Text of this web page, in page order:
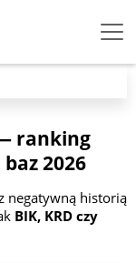
— ranking
2026
negatywną historią
BIK, KRD czy
online, bez
uzyskać